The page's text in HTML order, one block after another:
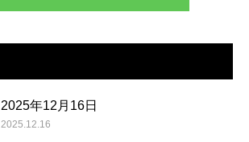
2025年12月16日
2025.12.16